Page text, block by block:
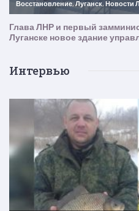
Интервью